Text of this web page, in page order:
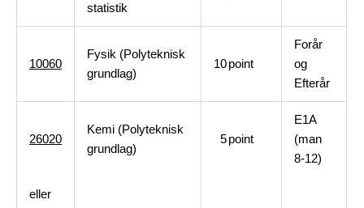
statistik
10060
Fysik (Polyteknisk
grundlag)
10point
Forår
og
Efterår
26020
Kemi (Polyteknisk
grundlag)
5point
E1A
(man
8-12)
eller